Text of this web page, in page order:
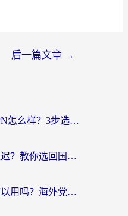
后一篇文章 →
海外党必看：Astrill VPN怎么样？3步选对回国加速器实现无缝刷剧玩游戏
海外追剧卡顿、游戏延迟？教你选回国加速器，附免费加速器试用一小时福利
国外连回国内加速器可以用吗？海外党亲测实用指南，解决追剧游戏卡顿难题